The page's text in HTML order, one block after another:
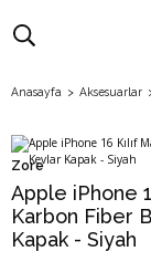
Anasayfa Aksesuarlar
Zore
Apple iPhone
Karbon Fiber
Kapak - Siyah